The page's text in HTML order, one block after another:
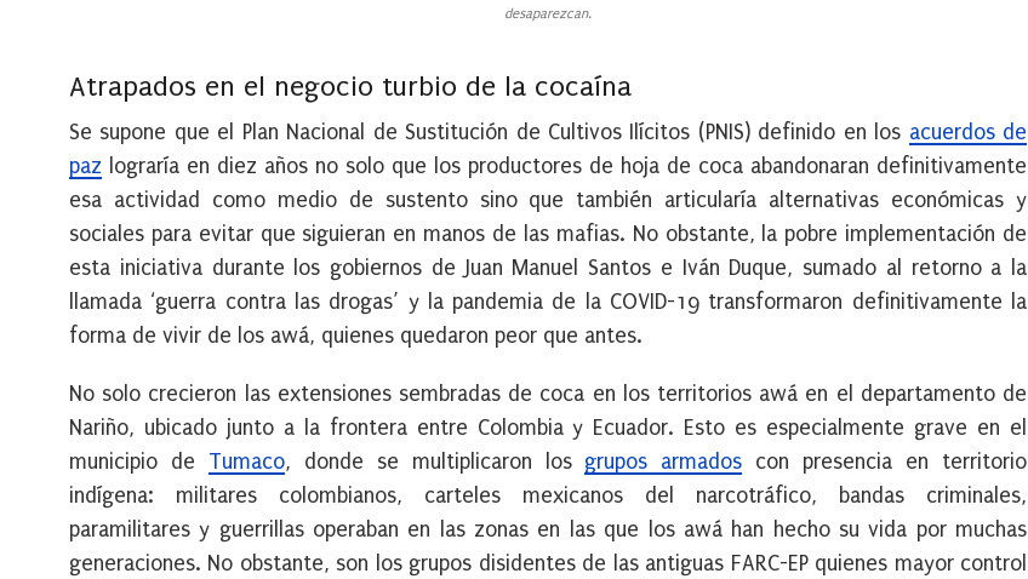
desaparezcan.
Atrapados en el negocio turbio de la cocaína
Se supone que el Plan Nacional de Sustitución de Cultivos Ilícitos (PNIS) definido en los acuerdos de
paz lograría en diez años no solo que los productores de hoja de coca abandonaran definitivamente
esa actividad como medio de sustento sino que también articularía alternativas económicas y
sociales para evitar que siguieran en manos de las mafias. No obstante, la pobre implementación de
esta iniciativa durante los gobiernos de Juan Manuel Santos e Iván Duque, sumado al retorno a la
llamada ‘guerra contra las drogas’ y la pandemia de la COVID-19 transformaron definitivamente la
forma de vivir de los awá, quienes quedaron peor que antes.
No solo crecieron las extensiones sembradas de coca en los territorios awá en el departamento de
Nariño, ubicado junto a la frontera entre Colombia y Ecuador. Esto es especialmente grave en el
municipio de Tumaco, donde se multiplicaron los grupos armados con presencia en territorio
indígena: militares colombianos, carteles mexicanos del narcotráfico, bandas criminales,
paramilitares y guerrillas operaban en las zonas en las que los awá han hecho su vida por muchas
generaciones. No obstante, son los grupos disidentes de las antiguas FARC-EP quienes mayor control